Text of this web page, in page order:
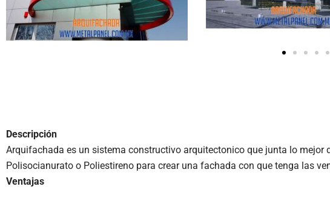
Descripción
Arquifachada es un sistema constructivo arquitectonico que junta lo mejor
Polisocianurato o Poliestireno para crear una fachada con que tenga las
Ventajas